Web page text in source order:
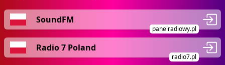
SoundFM
panelradiowy.pl
Radio 7 Poland
radio7.pl